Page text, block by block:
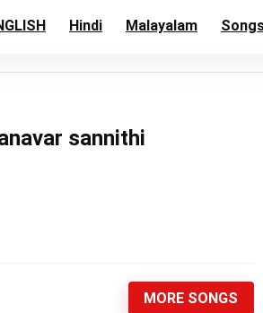
Hindi Malayalam
sannithi
MORE SONGS